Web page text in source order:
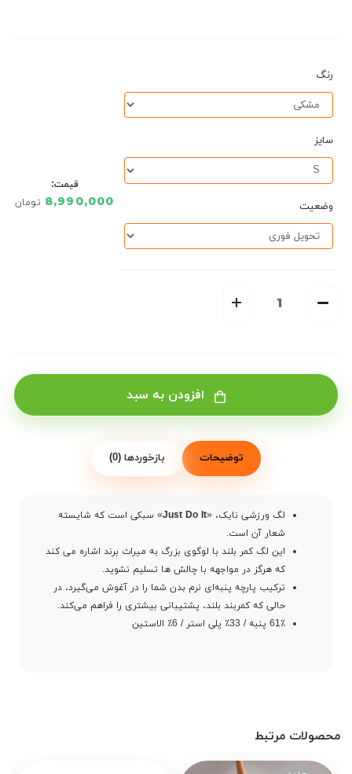
رنگ
سایز
وضعیت
قیمت:
8,990,000 تومان
افزودن به سبد
توضیحات بازخوردها (0)
لگ ورزشی نایک، «Just Do It» سبکی است که شایسته
شعار آن است.
این لگ کمر بلند با لوگوی بزرگ به میراث برند اشاره می کند
که هرگز در مواجهه با چالش ها تسلیم نشوید.
ترکیب پارچه پنبه‌ای نرم بدن شما را در آغوش می‌گیرد، در
حالی که کمربند بلند، پشتیبانی بیشتری را فراهم می‌کند.
61٪ پنبه / 33٪ پلی استر / 6٪ الاستین
محصولات مرتبط